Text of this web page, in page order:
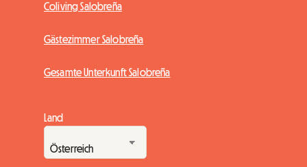
Coliving Salobreña
Gästezimmer Salobreña
Gesamte Unterkunft Salobreña
Land